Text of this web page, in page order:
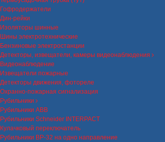
Гофродержатели
Дин-рейки
Изоляторы шинные
Шины электротехнические
Бензиновые электростанции
Детекторы, извещатели, камеры видеонаблюдения
Видеонаблюдение
Извещатели пожарные
Детекторы движения, фотореле
Охранно-пожарная сигнализация
Рубильники
Рубильники ABB
Рубильники Schneider INTERPACT
Кулачковый переключатель
Рубильники ВР-32 на одно направление